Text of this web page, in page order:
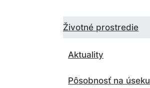
Životné prostredie
Aktuality
Pôsobnosť na úseku